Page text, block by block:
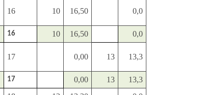
16 10 16,50 0,0
16 10 16,50
0,0
17 0,00 13 13,3
17 0,00 13
13,3